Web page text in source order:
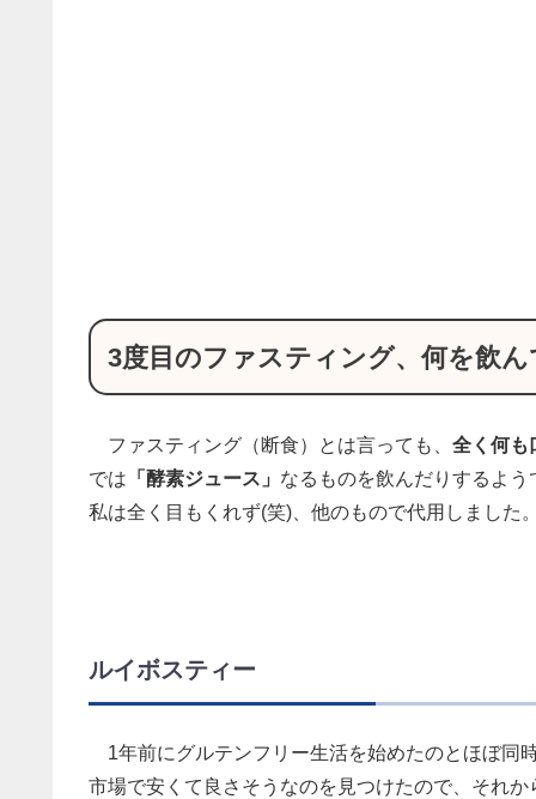
3度目のファスティング、何を飲
ファスティング（断食）とは言っても、 全く何も
では 「酵素ジュース」 なるものを飲んだりするよ
私は全く目もくれず(笑)、他のもので代用しました
ルイボスティー
1年前にグルテンフリー生活を始めたのとほぼ同
市場で安くて良さそうなのを見つけたので、それ